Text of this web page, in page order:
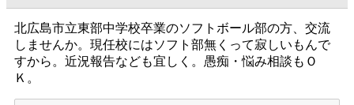
北広島市立東部中学校卒業のソフトボール部の方、交流
しませんか。現任校にはソフト部無くって寂しいもんで
すから。近況報告なども宜しく。愚痴・悩み相談もＯ
Ｋ。